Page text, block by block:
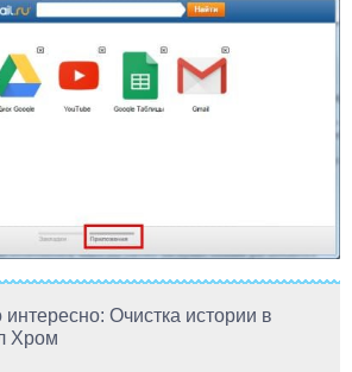
интересно: Очистка истории в
Хром